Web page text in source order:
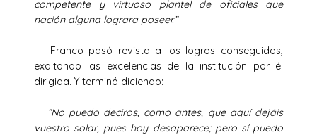
competente y virtuoso plantel de oficiales que
nación alguna lograra poseer.”
Franco pasó revista a los logros conseguidos,
exaltando las excelencias de la institución por él
dirigida. Y terminó diciendo:
“No puedo deciros, como antes, que aquí dejáis
vuestro solar, pues hoy desaparece; pero sí puedo